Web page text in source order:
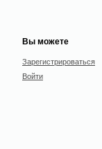
Вы можете
Зарегистрироваться
Войти